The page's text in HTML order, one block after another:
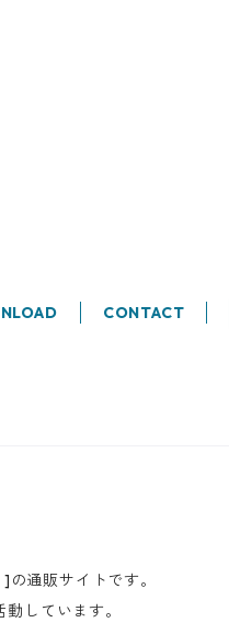
CONTACT
通販サイトです。
しています。